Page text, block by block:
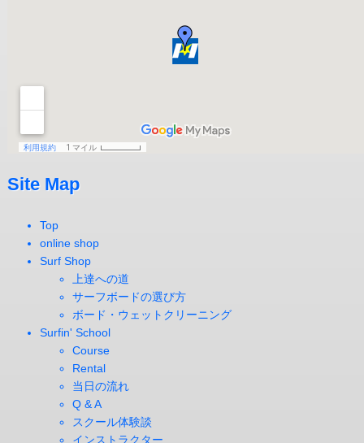
Site Map
Top
online shop
Surf Shop
上達への道
サーフボードの選び方
ボード・ウェットクリーニング
Surfin' School
Course
Rental
当日の流れ
Q & A
スクール体験談
インストラクター